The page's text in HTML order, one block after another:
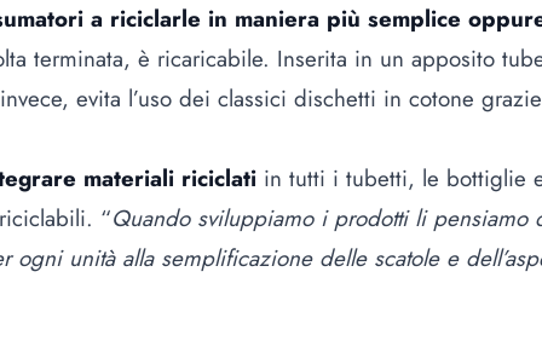
a riciclarle in maniera più semplice
terminata, è ricaricabile. Inserita in un apposito
evita l’uso dei classici dischetti in cotone
materiali riciclatiin tutti i tubetti, le bottiglie
“Quando sviluppiamo i prodotti li pensiamo
unità alla semplificazione delle scatole e